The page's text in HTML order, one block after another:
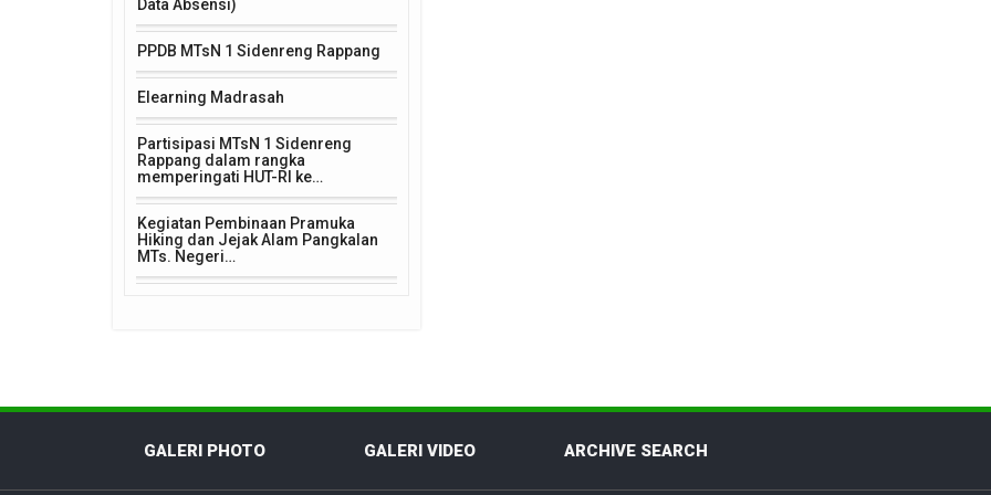
Data Absensi)
PPDB MTsN 1 Sidenreng Rappang
Elearning Madrasah
Partisipasi MTsN 1 Sidenreng
Rappang dalam rangka
memperingati HUT-RI ke…
Kegiatan Pembinaan Pramuka
Hiking dan Jejak Alam Pangkalan
MTs. Negeri…
GALERI PHOTO GALERI VIDEO ARCHIVE SEARCH